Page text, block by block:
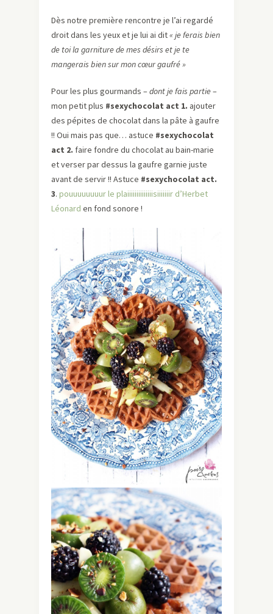
Dès notre première rencontre je l’ai regardé
droit dans les yeux et je lui ai dit« je ferais bien
de toi la garniture de mes désirs et je te
mangerais bien sur mon cœur gaufré »
Pour les plus gourmands –dont je fais partie–
mon petit plus #sexychocolat act 1. ajouter
des pépites de chocolat dans la pâte à gaufre
!! Oui mais pas que… astuce #sexychocolat
act 2. faire fondre du chocolat au bain-marie
et verser par dessus la gaufre garnie juste
avant de servir !! Astuce #sexychocolat act.
3. pouuuuuuuur le plaiiiiiiiiiiiiiisiiiiiiir d’Herbet
Léonard en fond sonore !